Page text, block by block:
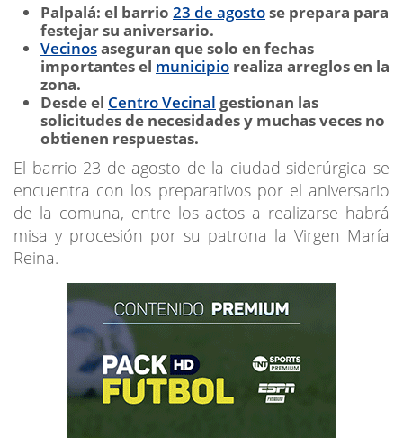
Palpalá: el barrio 23 de agostose prepara para
festejar su aniversario.
Vecinosaseguran que solo en fechas
importantes el municipio realiza arreglos en la
zona.
Desde el Centro Vecinal gestionan las
solicitudes de necesidades y muchas veces no
obtienen respuestas.
El barrio 23 de agosto de la ciudad siderúrgica se
encuentra con los preparativos por el aniversario
de la comuna, entre los actos a realizarse habrá
misa y procesión por su patrona la Virgen María
Reina.